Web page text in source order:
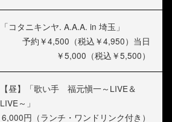
「コタニキンヤ. A.A.A. in 埼玉」
予約￥4,500（税込￥4,950）当日
￥5,000（税込￥5,500）
【昼】「歌い手 福元愼一～LIVE＆
LIVE～」
6,000円（ランチ・ワンドリンク付き）